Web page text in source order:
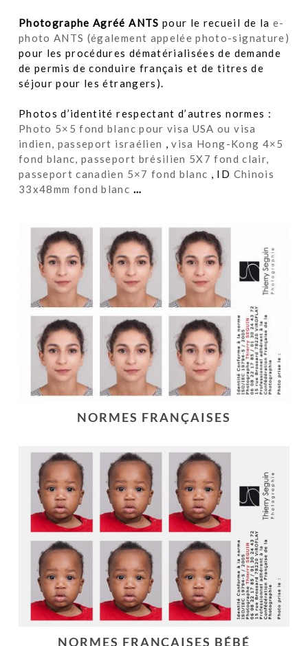
Photographe Agréé ANTS pour le recueil de la e-
photo ANTS (également appelée photo-signature)
pour les procédures dématérialisées de demande
de permis de conduire français et de titres de
séjour pour les étrangers).
Photos d’identité respectant d’autres normes :
Photo 5×5 fond blanc pour visa USA ou visa
indien, passeport israélien ,visa Hong-Kong 4×5
fond blanc, passeport brésilien 5X7 fond clair,
passeport canadien 5×7 fond blanc , ID Chinois
33x48mm fond blanc …
NORMES FRANÇAISES
NORMES FRANÇAISES BÉBÉ